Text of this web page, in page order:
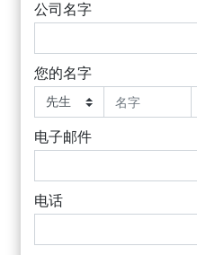
公司名字
您的名字
电子邮件
电话